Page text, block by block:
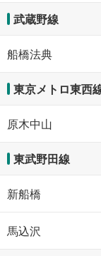
武蔵野線
船橋法典
東京メトロ東西
原木中山
東武野田線
新船橋
馬込沢